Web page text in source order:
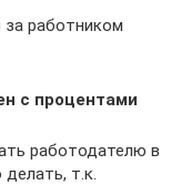
работником
с процентами
работодателю в
т.к.